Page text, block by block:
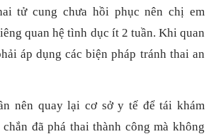
tử cung chưa hồi phục nên chị em
quan hệ tình dục ít 2 tuần. Khi quan
áp dụng các biện pháp tránh thai an
nên quay lại cơ sở y tế để tái khám
chắn đã phá thai thành công mà không